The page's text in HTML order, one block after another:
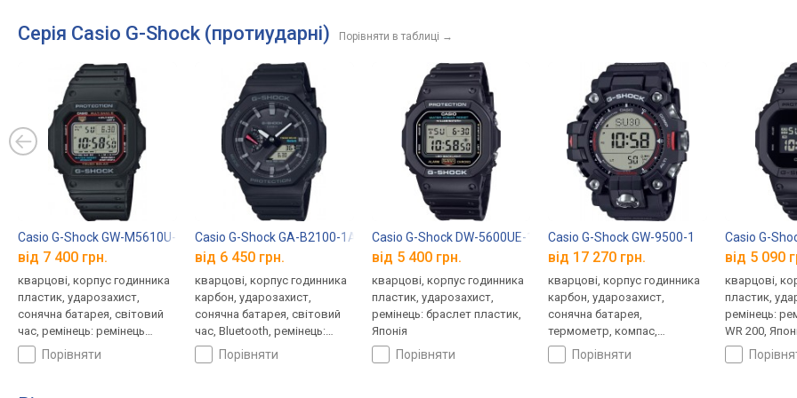
Серія Casio G-Shock (протиударні) Порівняти в таблиці →
Casio G-Shock GW-M5610U-1E
від 7 400 грн.
кварцові, корпус годинника
пластик, ударозахист,
сонячна батарея, світовий
час, ремінець: ремінець
каучук, WR 200, Японія
порівняти
Casio G-Shock GA-B2100-1A
від 6 450 грн.
кварцові, корпус годинника
карбон, ударозахист,
сонячна батарея, світовий
час, Bluetooth, ремінець:
браслет пластик, WR 200,
Японія
порівняти
Casio G-Shock DW-5600UE-1
від 5 400 грн.
кварцові, корпус годинника
пластик, ударозахист,
ремінець: браслет пластик,
Японія
порівняти
Casio G-Shock GW-9500-1
від 17 270 грн.
кварцові, корпус годинника
карбон, ударозахист,
сонячна батарея,
термометр, компас,
висотомір, барометр,
світовий час, ремінець:
порівняти
Casio G-
від 5 090
кварцові,
пластик,
ремінець:
WR 200,